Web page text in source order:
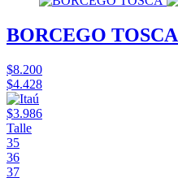
BORCEGO TOSCA
$8.200
$4.428
$3.986
Talle
35
36
37